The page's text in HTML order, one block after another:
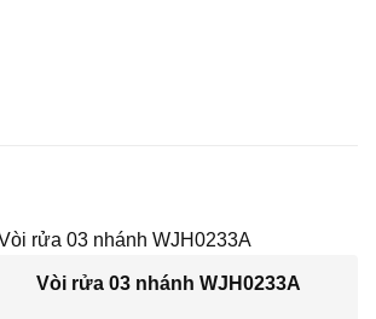
Vòi rửa 03 nhánh WJH0233A